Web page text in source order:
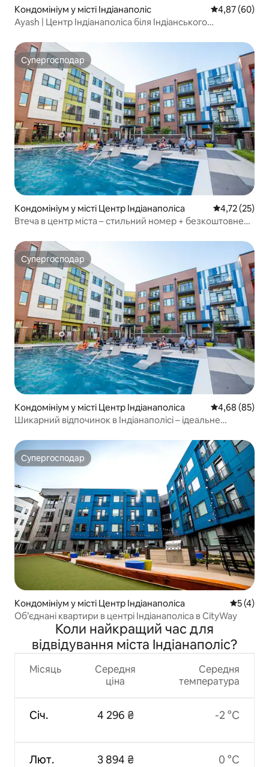
Кондомініум у місті Індіанаполіс Середня
4,87 (60)
Ayash | Центр Індіанаполіса біля Індіанського
Супергосподар
Супергосподар
Кондомініум у місті Центр Індіанаполіса Середня
4,72 (25)
Втеча в центр міста – стильний номер + безкоштовне
Супергосподар
Супергосподар
Кондомініум у місті Центр Індіанаполіса Середня
4,68 (85)
Шикарний відпочинок в Індіанаполісі – ідеальне
Супергосподар
Супергосподар
Кондомініум у місті Центр Індіанаполіса Середня
5 (4)
Об’єднані квартири в центрі Індіанаполіса в CityWay
Коли найкращий час для
відвідування міста Індіанаполіс?
Місяць
Січ.
Лют.
Середня
ціна
4 296 ₴
3 894 ₴
Середня
температура
-2 °C
0 °C